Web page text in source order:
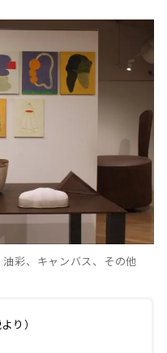
彩、キャンバス、その他
り）